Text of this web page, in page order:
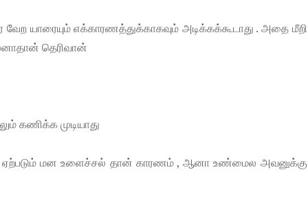
யாரையும் எக்காரணத்துக்காகவும் அடிக்கக்கூடாது . அதை மீறி
தெரிவான்
கணிக்க முடியாது
மன உளைச்சல் தான் காரணம் , ஆனா உண்மைல அவனுக்கு